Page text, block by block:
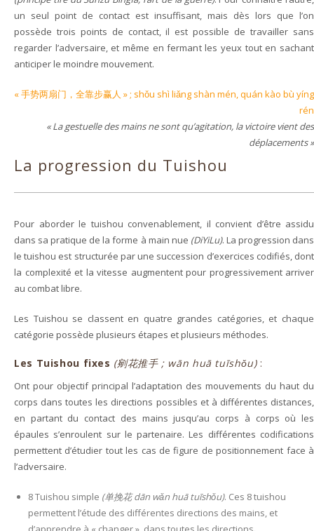
un seul point de contact est insuffisant, mais dès lors que l’on
possède trois points de contact, il est possible de travailler sans
regarder l’adversaire, et même en fermant les yeux tout en sachant
anticiper le moindre mouvement.
« 手势两扇门，全靠步赢人 » ; shǒu shì liǎng shàn mén, quán kào bù yíng
rén
« La gestuelle des mains ne sont qu’agitation, la victoire vient des
déplacements »
La progression du Tuishou
Pour aborder le tuishou convenablement, il convient d’être assidu
dans sa pratique de la forme à main nue (DiYiLu). La progression dans
le tuishou est structurée par une succession d’exercices codifiés, dont
la complexité et la vitesse augmentent pour progressivement arriver
au combat libre.
Les Tuishou se classent en quatre grandes catégories, et chaque
catégorie possède plusieurs étapes et plusieurs méthodes.
Les Tuishou fixes (剜花推手 ; wān huā tuīshǒu):
Ont pour objectif principal l’adaptation des mouvements du haut du
corps dans toutes les directions possibles et à différentes distances,
en partant du contact des mains jusqu’au corps à corps où les
épaules s’enroulent sur le partenaire. Les différentes codifications
permettent d’étudier tout les cas de figure de positionnement face à
l’adversaire.
8 Tuishou simple (单挽花 dān wǎn huā tuīshǒu). Ces 8 tuishou
permettent l’étude des différentes directions des mains, et